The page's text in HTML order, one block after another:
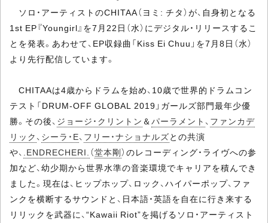
ソロ・アーティストのCHITAA（ヨミ: チタ）が、自身初となる
1st EP『Youngirl』を7月22日（水）にデジタル・リリースするこ
とを発表。あわせて、EP収録曲「Kiss Ei Chuu」を7月8日（水）
より先行配信しています。
CHITAAは4歳からドラムを始め、10歳で世界的ドラムコン
テスト「DRUM-OFF GLOBAL 2019」ガールズ部門最年少優
勝。その後、 ジョージ・クリントン ＆パーラメント 、 ファンカデ
リック 、 シーラ・E、 フリー・ナショナルズとの共演
や、 .ENDRECHERI. （堂本剛）のレコーディング・ライヴへの参
加など、幼少期から世界水準の音楽環境でキャリアを積んでき
ました。現在は、ヒップホップ、ロック、ハイパーポップ、ファ
ンクを横断するサウンドと、日本語・英語を自在に行き来する
リリックを武器に、“Kawaii Riot”を掲げるソロ・アーティスト